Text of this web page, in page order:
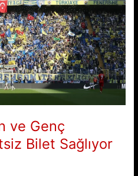
ve Genç
Bilet Sağlıyor